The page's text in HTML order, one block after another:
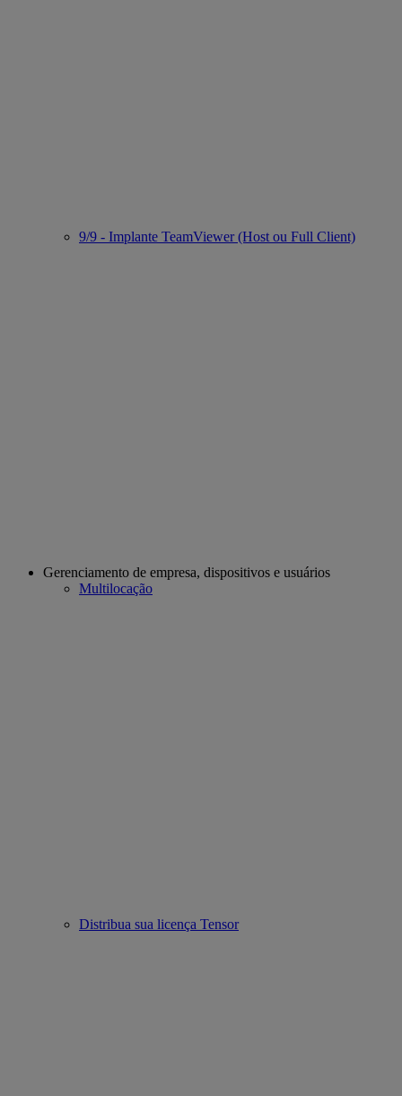
9/9 - Implante TeamViewer (Host ou Full Client)
Gerenciamento de empresa, dispositivos e usuários
Multilocação
Distribua sua licença Tensor